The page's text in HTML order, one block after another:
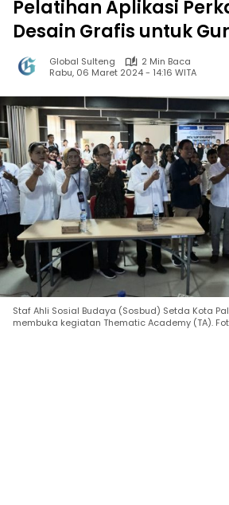
Pelatihan Aplikasi
Desain Grafis untuk
Global Sulteng
2 Min Baca
Rabu, 06 Maret 2024 - 14:16 WITA
Staf Ahli Sosial Budaya (Sosbud) Setda Kota
membuka kegiatan Thematic Academy (TA).